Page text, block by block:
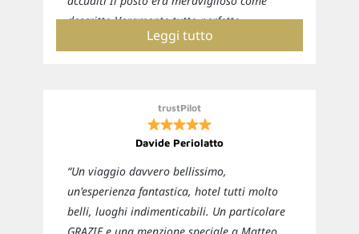
descritto Veramente tutto perfetto
Sicuramente ci affideremo nuovamente a
Leggi tutto
trustPilot
Davide Periolatto
“Un viaggio davvero bellissimo,
un'esperienza fantastica, hotel tutti molto
belli, luoghi indimenticabili. Un particolare